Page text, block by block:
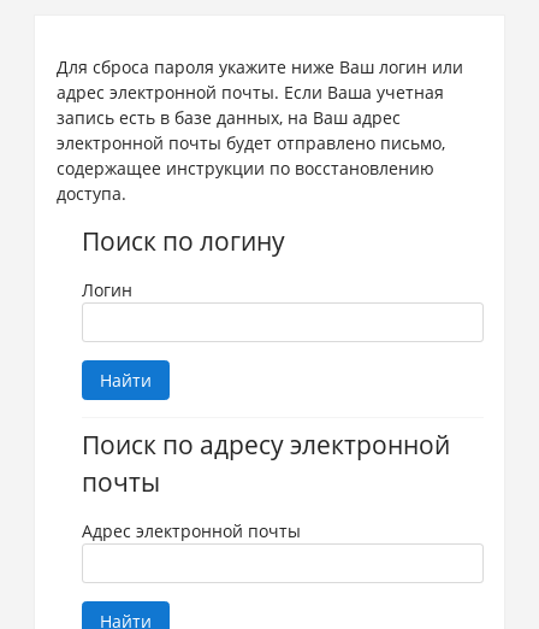
Для сброса пароля укажите ниже Ваш логин или
адрес электронной почты. Если Ваша учетная
запись есть в базе данных, на Ваш адрес
электронной почты будет отправлено письмо,
содержащее инструкции по восстановлению
доступа.
Поиск по логину
Логин
Поиск по адресу электронной
почты
Адрес электронной почты